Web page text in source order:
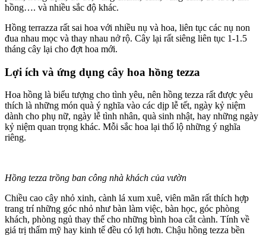
hồng…. và nhiều sắc độ khác.
Hồng terrazza rất sai hoa với nhiều nụ và hoa, liên tục các nụ non
đua nhau mọc và thay nhau nở rộ. Cây lại rất siêng liên tục 1-1.5
tháng cây lại cho đợt hoa mới.
Lợi ích và ứng dụng cây hoa hồng tezza
Hoa hồng là biểu tượng cho tình yêu, nên hồng tezza rất được yêu
thích là những món quà ý nghĩa vào các dịp lễ tết, ngày kỷ niệm
dành cho phụ nữ, ngày lễ tình nhân, quà sinh nhật, hay những ngày
kỷ niệm quan trọng khác. Mỗi sắc hoa lại thổ lộ những ý nghĩa
riêng.
Hồng tezza trồng ban công nhà khách của vườn
Chiều cao cây nhỏ xinh, cành lá xum xuê, viên mãn rất thích hợp
trang trí những góc nhỏ như bàn làm việc, bàn học, góc phòng
khách, phòng ngủ thay thế cho những bình hoa cắt cành. Tính về
giá trị thẩm mỹ hay kinh tế đều có lợi hơn. Chậu hồng tezza bền